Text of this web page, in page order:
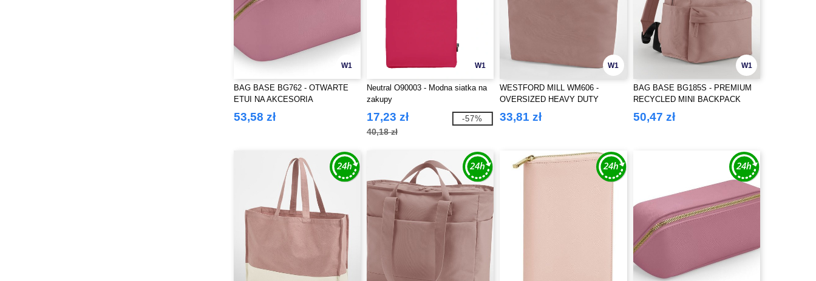
W1
BAG BASE BG762 - OTWARTE
ETUI NA AKCESORIA
53,58 zł
W1
Neutral O90003 - Modna siatka na
zakupy
17,23 zł
40,18 zł
-57%
W1
WESTFORD MILL WM606 -
OVERSIZED HEAVY DUTY
CANVAS TOTE BAG
33,81 zł
W1
BAG BASE BG185S - PREMIUM
RECYCLED MINI BACKPACK
50,47 zł